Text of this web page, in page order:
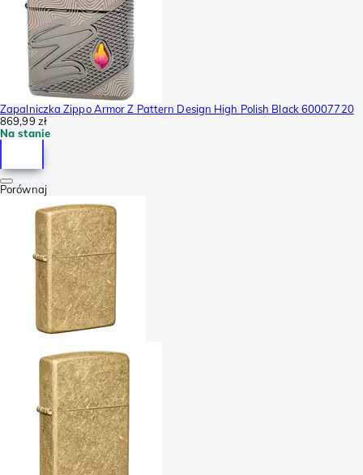
Zapalniczka Zippo Armor Z Pattern Design High Polish Black 60007720
869,99 zł
Na stanie
Porównaj